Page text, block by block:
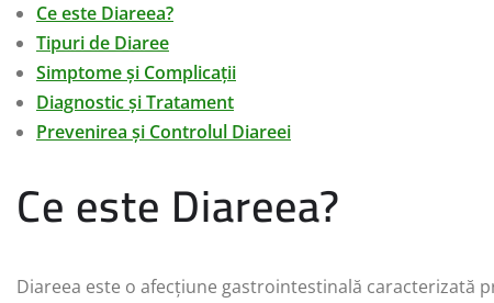
Ce este Diareea?
Tipuri de Diaree
Simptome și Complicații
Diagnostic și Tratament
Prevenirea și Controlul Diareei
Ce este Diareea?
Diareea este o afecțiune gastrointestinală caracterizată